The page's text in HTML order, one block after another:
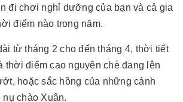
đi chơi nghỉ dưỡng của bạn và cả gia
điểm nào trong năm.
từ tháng 2 cho đến tháng 4, thời tiết
thời điểm cao nguyên chè đang lên
hoặc sắc hồng của những cánh
chào Xuân.